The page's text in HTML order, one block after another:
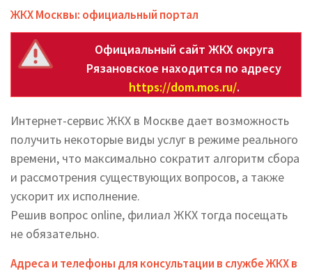
ЖКХ Москвы: официальный портал
Официальный сайт ЖКХ округа
Рязановское находится по адресу
https://dom.mos.ru/.
Интернет-сервис ЖКХ в Москве дает возможность
получить некоторые виды услуг в режиме реального
времени, что максимально сократит алгоритм сбора
и рассмотрения существующих вопросов, а также
ускорит их исполнение.
Решив вопрос online, филиал ЖКХ тогда посещать
не обязательно.
Адреса и телефоны для консультации в службе ЖКХ в